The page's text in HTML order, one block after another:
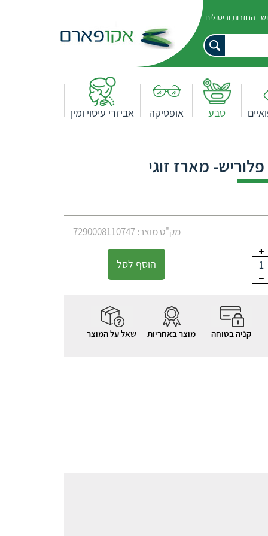
החזרות וביטולים
טבע אופטיקה אביזרי עיסוי ומין
מק"ט מוצר: 7290008110747
1 הוסף לסל
קניה בטוחה מוצר באחריות שאל על המוצר